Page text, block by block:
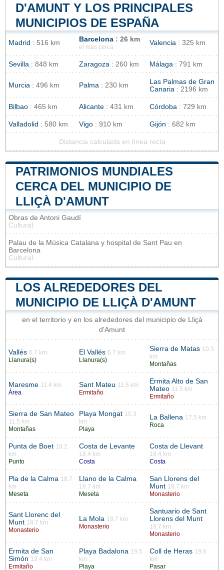
D'AMUNT Y LOS PRINCIPALES
MUNICIPIOS DE ESPAÑA
Madrid : 516 km Barcelona : 26 km
el más cerca
Valencia : 325 km
Sevilla : 848 km Zaragoza : 260 km Málaga : 791 km
Murcia : 496 km Palma : 230 km
Las Palmas de Gran
Canaria : 2196 km
Bilbao : 465 km Alicante : 431 km Córdoba : 729 km
Valladolid : 580 km Vigo : 910 km Gijón : 682 km
Distancia calculada en línea recta
PATRIMONIOS MUNDIALES
CERCA DEL MUNICIPIO DE
LLIÇÀ D'AMUNT
Obras de Antoni Gaudí
Cultural
Palau de la Música Catalana y hospital de Sant Pau en
Barcelona
Cultural
LOS ALREDEDORES DEL
MUNICIPIO DE LLIÇÀ D'AMUNT
en el territorio y en los alrededores del municipio de Lliçà
d'Amunt
Vallés 6.7 km
Llanura(s)
El Vallés 6.7 km
Llanura(s)
Sierra de Matas 10.3
km
Montañas
Maresme 11.4 km
Área
Sant Mateu 11.5 km
Ermitaño
Ermita Alto de San
Mateo 11.5 km
Ermitaño
Sierra de San Mateo
11.5 km
Montañas
Playa Mongat 15.3
km
Playa
La Ballena 17.5 km
Roca
Punta de Boet 18.2
km
Punto
Costa de Levante
18.4 km
Costa
Costa de Llevant
18.4 km
Costa
Pla de la Calma 18.7
km
Meseta
Llano de la Calma
18.7 km
Meseta
San Llorens del
Munt 18.7 km
Monasterio
Sant Llorenc del
Munt 18.7 km
Monasterio
La Mola 18.7 km
Monasterio
Santuario de Sant
Llorens del Munt
18.7 km
Monasterio
Ermita de San
Simón 19.4 km
Ermitaño
Playa Badalona 19.5
km
Playa
Coll de Heras 19.6
km
Pasar